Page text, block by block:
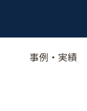
事例・実績